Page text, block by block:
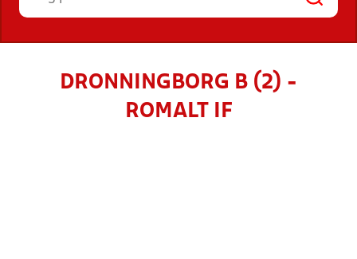
DRONNINGBORG B (2) -
ROMALT IF